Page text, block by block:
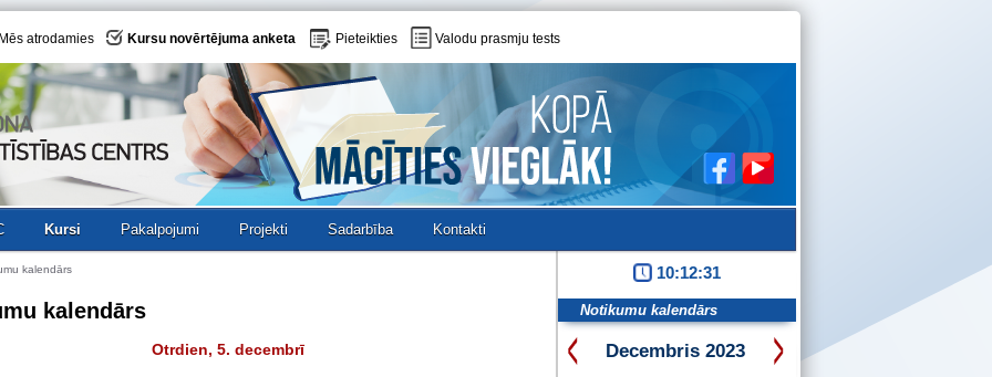
Mēs atrodamies Kursu novērtējuma anketa Pieteikties Valodu prasmju tests
Kursi Pakalpojumi Projekti Sadarbība Kontakti
kalendārs
kalendārs
Otrdien, 5. decembrī
10:12:31
Notikumu kalendārs
Decembris 2023